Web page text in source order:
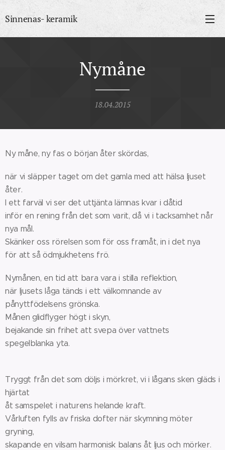
Sinnenas- keramik
Nymåne
18.04.2015
Ny måne, ny fas o början åter skördas,
när vi släpper taget om det gamla med att hälsa ljuset
åter.
I ett farväl vi ser det uttjänta lämnas kvar i dåtid
inför en rening från det som varit, då vi i tacksamhet når
nya mål.
Skänker oss rörelsen som för oss framåt, in i det nya
för att så ödmjukhetens frö.
Nymånen, en tid att bara vara i stilla reflektion,
när ljusets låga tänds i ett välkomnande av
pånyttfödelsens grönska.
Månen glidflyger högt i skyn,
bejakande sin frihet att svepa över vattnets
spegelblanka yta.
Tryggt från det som döljs i mörkret, vi i lågans sken gläds i
hjärtat
åt samspelet i naturens helande kraft.
Vårluften fylls av friska dofter när skymning möter
gryning,
skapande en vilsam harmonisk balans åt ljus och mörker.